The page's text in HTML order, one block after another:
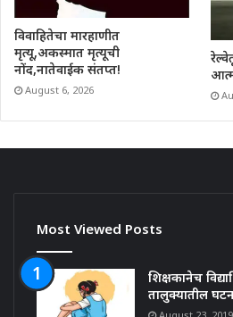
विवाहितेचा मारहाणीत
मृत्यू,अकस्मात मृत्यूची
नोंद,नातेवाईक संतप्त!
August 6, 2026
Most Viewed Posts
शिक्षकानेच
तालुक्यातील